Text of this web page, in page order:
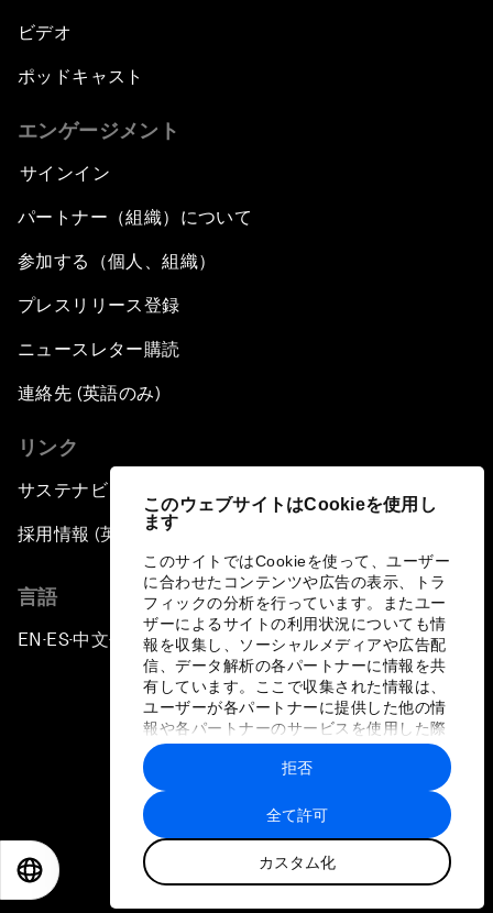
このウェブサイトはCookieを使用し
ます
このサイトではCookieを使って、ユーザー
に合わせたコンテンツや広告の表示、トラ
フィックの分析を行っています。またユー
ザーによるサイトの利用状況についても情
報を収集し、ソーシャルメディアや広告配
信、データ解析の各パートナーに情報を共
有しています。ここで収集された情報は、
ユーザーが各パートナーに提供した他の情
報や各パートナーのサービスを使用した際
に収集された情報と組み合わされ、各パー
トナーによって使用されることがありま
す。
全て許可
カスタム化
拒否
ビデオ
ポッドキャスト
エンゲージメント
サインイン
パートナー（組織）について
参加する（個人、組織）
プレスリリース登録
ニュースレター購読
連絡先 (英語のみ)
リンク
サステナビリティへの取り組み
採用情報 (英語のみ)
言語
EN ▪ES▪中文▪ 日本語
プライバシーポリシーと利用規約
サイトマップ
©
世界経済フォーラム